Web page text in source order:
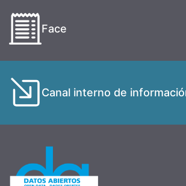
Face
Canal interno de